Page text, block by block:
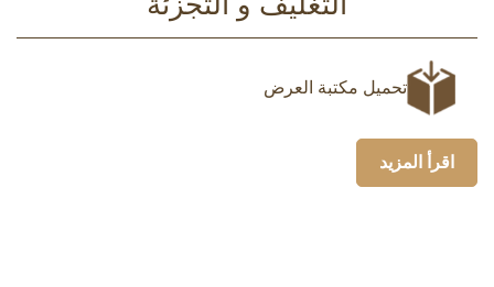
تحميل مكتبة العرض
اقرأ المزيد